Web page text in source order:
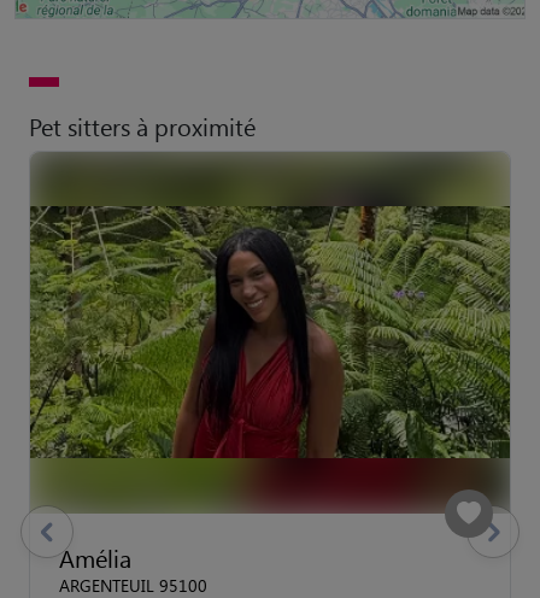
Pet sitters à proximité
Amélia
ARGENTEUIL 95100
previous Suivant